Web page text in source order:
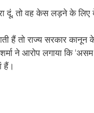
दूं, तो वह केस लड़ने के
तो राज्य सरकार कानून
ने आरोप लगाया कि
हैं।